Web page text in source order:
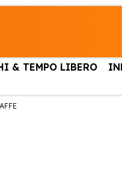
& TEMPO LIBERO